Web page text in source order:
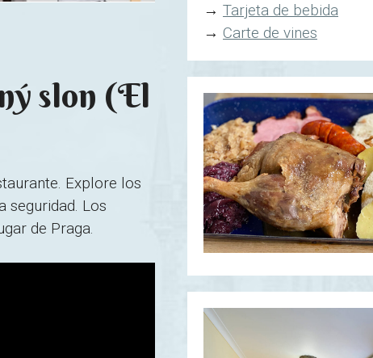
slon (El
Explore los
seguridad. Los
de Praga.
→ Tarjeta de bebida
→ Carte de vines